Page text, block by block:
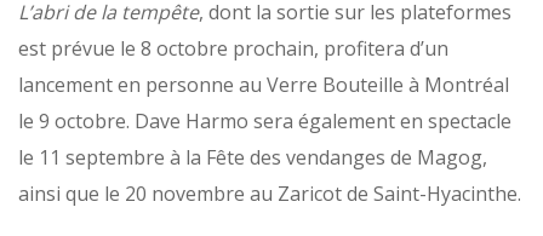
L’abri de la tempête, dont la sortie sur les plateformes
est prévue le 8 octobre prochain, profitera d’un
lancement en personne au Verre Bouteille à Montréal
le 9 octobre. Dave Harmo sera également en spectacle
le 11 septembre à la Fête des vendanges de Magog,
ainsi que le 20 novembre au Zaricot de Saint-Hyacinthe.